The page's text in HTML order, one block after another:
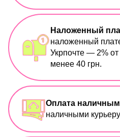
Наложенный
наложенный
Укрпочте — 2%
менее 40 грн.
Оплата
наличными